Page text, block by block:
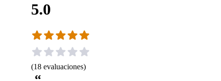
5.0
(18 evaluaciones)